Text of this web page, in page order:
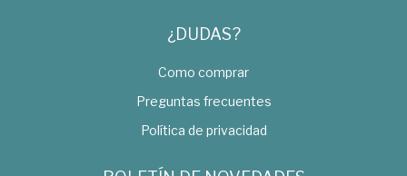
¿DUDAS?
Como comprar
Preguntas frecuentes
Política de privacidad